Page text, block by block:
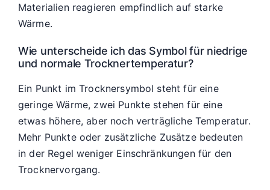
Materialien reagieren empfindlich auf starke
Wärme.
Wie unterscheide ich das Symbol für niedrige
und normale Trocknertemperatur?
Ein Punkt im Trocknersymbol steht für eine
geringe Wärme, zwei Punkte stehen für eine
etwas höhere, aber noch verträgliche Temperatur.
Mehr Punkte oder zusätzliche Zusätze bedeuten
in der Regel weniger Einschränkungen für den
Trocknervorgang.